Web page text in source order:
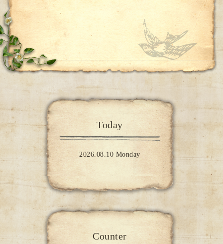
Today
2026.08.10 Monday
Counter